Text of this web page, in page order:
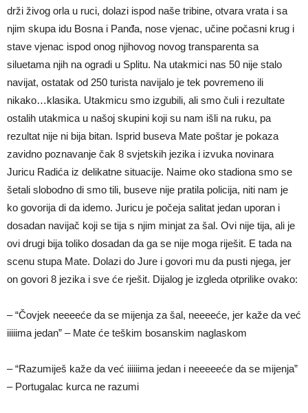
drži živog orla u ruci, dolazi ispod naše tribine, otvara vrata i sa
njim skupa idu Bosna i Panđa, nose vjenac, učine počasni krug i
stave vjenac ispod onog njihovog novog transparenta sa
siluetama njih na ogradi u Splitu. Na utakmici nas 50 nije stalo
navijat, ostatak od 250 turista navijalo je tek povremeno ili
nikako…klasika. Utakmicu smo izgubili, ali smo čuli i rezultate
ostalih utakmica u našoj skupini koji su nam išli na ruku, pa
rezultat nije ni bija bitan. Isprid buseva Mate poštar je pokaza
zavidno poznavanje čak 8 svjetskih jezika i izvuka novinara
Juricu Radića iz delikatne situacije. Naime oko stadiona smo se
šetali slobodno di smo tili, buseve nije pratila policija, niti nam je
ko govorija di da idemo. Juricu je počeja salitat jedan uporan i
dosadan navijač koji se tija s njim minjat za šal. Ovi nije tija, ali je
ovi drugi bija toliko dosadan da ga se nije moga riješit. E tada na
scenu stupa Mate. Dolazi do Jure i govori mu da pusti njega, jer
on govori 8 jezika i sve će rješit. Dijalog je izgleda otprilike ovako:
– “Čovjek neeeeće da se mijenja za šal, neeeeće, jer kaže da već
iiiiima jedan” – Mate će teškim bosanskim naglaskom
– “Razumiješ kaže da već iiiiiima jedan i neeeeeće da se mijenja”
– Portugalac kurca ne razumi